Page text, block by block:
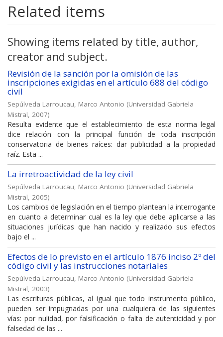
Related items
Showing items related by title, author,
creator and subject.
Revisión de la sanción por la omisión de las
inscripciones exigidas en el artículo 688 del código
civil
Sepúlveda Larroucau, Marco Antonio (Universidad Gabriela
Mistral, 2007)
Resulta evidente que el establecimiento de esta norma legal
dice relación con la principal función de toda inscripción
conservatoria de bienes raíces: dar publicidad a la propiedad
raíz. Esta ...
La irretroactividad de la ley civil
Sepúlveda Larroucau, Marco Antonio (Universidad Gabriela
Mistral, 2005)
Los cambios de legislación en el tiempo plantean la interrogante
en cuanto a determinar cual es la ley que debe aplicarse a las
situaciones jurídicas que han nacido y realizado sus efectos
bajo el ...
Efectos de lo previsto en el artículo 1876 inciso 2º del
código civil y las instrucciones notariales
Sepúlveda Larroucau, Marco Antonio (Universidad Gabriela
Mistral, 2003)
Las escrituras públicas, al igual que todo instrumento público,
pueden ser impugnadas por una cualquiera de las siguientes
vías: por nulidad, por falsificación o falta de autenticidad y por
falsedad de las ...